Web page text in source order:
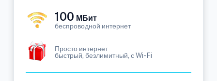
100 МБит
беспроводной интернет
Просто интернет
быстрый, безлимитный, с Wi-Fi